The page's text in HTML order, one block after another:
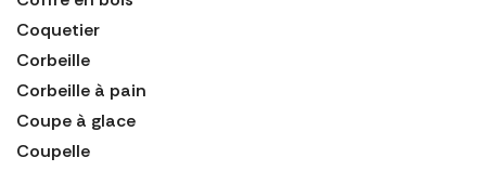
Coquetier
Corbeille
Corbeille à pain
Coupe à glace
Coupelle